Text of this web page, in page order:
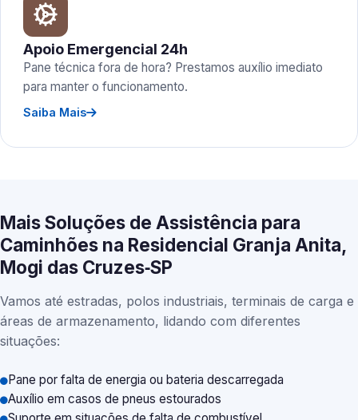
Apoio Emergencial 24h
Pane técnica fora de hora? Prestamos auxílio imediato
para manter o funcionamento.
Saiba Mais
Mais Soluções de Assistência para
Caminhões na Residencial Granja Anita,
Mogi das Cruzes‑SP
Vamos até estradas, polos industriais, terminais de carga e
áreas de armazenamento, lidando com diferentes
situações:
Pane por falta de energia ou bateria descarregada
Auxílio em casos de pneus estourados